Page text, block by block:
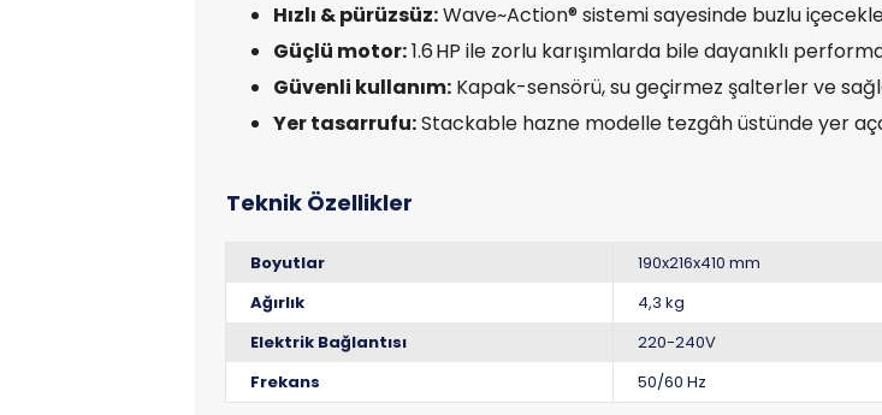
Hızlı & pürüzsüz:Wave~Action® sistemi sayesinde buzlu
Güçlü motor:1.6 HP ile zorlu karışımlarda bile dayanıklı
Güvenli kullanım: Kapak-sensörü, su geçirmez şalterler ve
Yer tasarrufu:Stackable hazne modelle tezgâh üstünde yer
Boyutlar
190x216x410 mm
Ağırlık
4,3 kg
Elektrik Bağlantısı
220-240V
Frekans
50/60 Hz